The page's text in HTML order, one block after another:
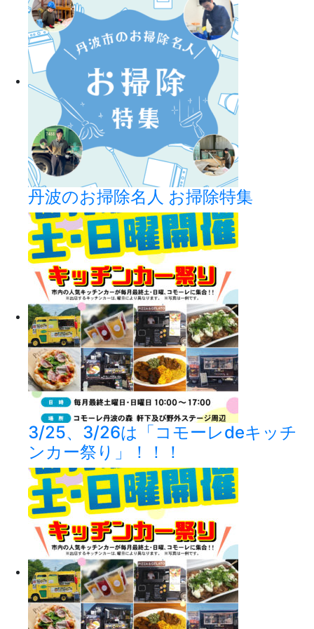
丹波のお掃除名人 お掃除特集
3/25、3/26は「コモーレdeキッチ
ンカー祭り」！！！